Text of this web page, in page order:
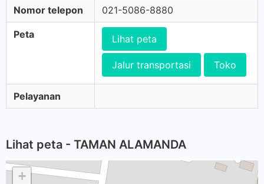
Nomor telepon 021-5086-8880
Peta Lihat peta
Jalur transportasi Toko
Pelayanan
Lihat peta - TAMAN ALAMANDA
+